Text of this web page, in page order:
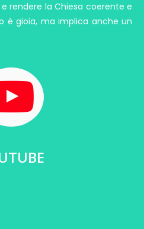
rendere la Chiesa coerente e
è gioia, ma implica anche un